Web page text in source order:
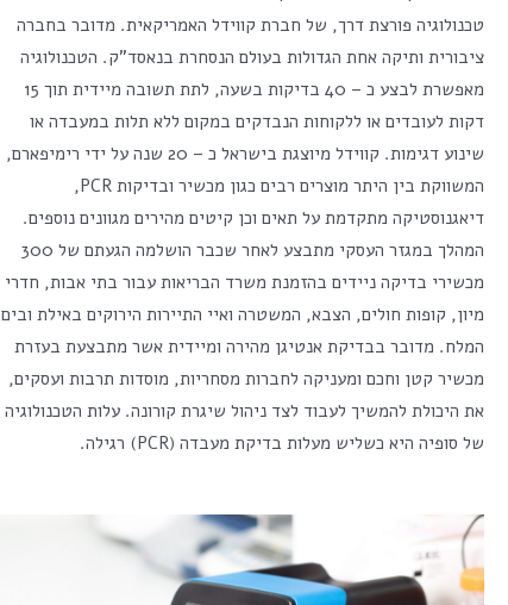
טכנולוגיה פורצת דרך, של חברת קווידל האמריקאית. מדובר בחברה
ציבורית ותיקה אחת הגדולות בעולם הנסחרת בנאסד"ק. הטכנולוגיה
מאפשרת לבצע כ – 40 בדיקות בשעה, לתת תשובה מיידית תוך 15
דקות לעובדים או ללקוחות הנבדקים במקום ללא תלות במעבדה או
שינוע דגימות. קווידל מיוצגת בישראל כ – 20 שנה על ידי רימיפארם,
המשווקת בין היתר מוצרים רבים כגון מכשיר ובדיקות PCR,
דיאגנוסטיקה מתקדמת על תאים וכן קיטים מהירים מגוונים נוספים.
המהלך במגזר העסקי מתבצע לאחר שכבר הושלמה הגעתם של 300
מכשירי בדיקה ניידים בהזמנת משרד הבריאות עבור בתי אבות, חדרי
מיון, קופות חולים, הצבא, המשטרה ואיי התיירות הירוקים באילת ובים
המלח. מדובר בבדיקת אנטיגן מהירה ומיידית אשר מתבצעת בעזרת
מכשיר קטן וחכם ומעניקה לחברות מסחריות, מוסדות תרבות ועסקים,
את היכולת להמשיך לעבוד לצד ניהול שיגרת קורונה. עלות הטכנולוגיה
של סופיה היא כשליש מעלות בדיקת מעבדה (PCR) רגילה.